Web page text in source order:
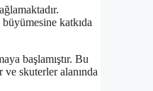
katkıda
başlamıştır. Bu
skuterler alanında